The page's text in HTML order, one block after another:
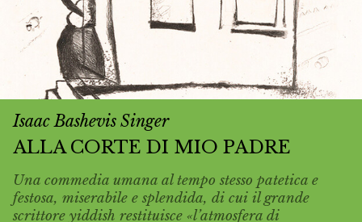
Isaac Bashevis Singer
ALLA CORTE DI MIO PADRE
Una commedia umana al tempo stesso patetica e
festosa, miserabile e splendida, di cui il grande
scrittore yiddish restituisce «l’atmosfera di